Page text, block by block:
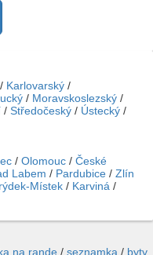
/ Karlovarský /
/ Moravskoslezský /
/ Středočeský / Ústecký /
/ Olomouc / České
Labem / Pardubice / Zlín
Místek / Karviná /
na rande/ seznamka / byty